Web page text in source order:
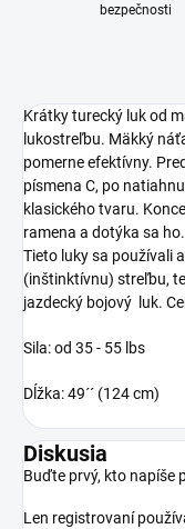
bezpečnosti
Krátky turecký luk od
lukostreľbu. Mäkký
pomerne efektívny.
písmena C, po
klasického tvaru.
ramena a dotýka sa
Tieto luky sa používali
(inštinktívnu) streľbu,
jazdecký bojový luk.
Sila: od 35 - 55 lbs
Dĺžka: 49´´ (124 cm)
Diskusia
Buďte prvý, kto napíše
Len registrovaní